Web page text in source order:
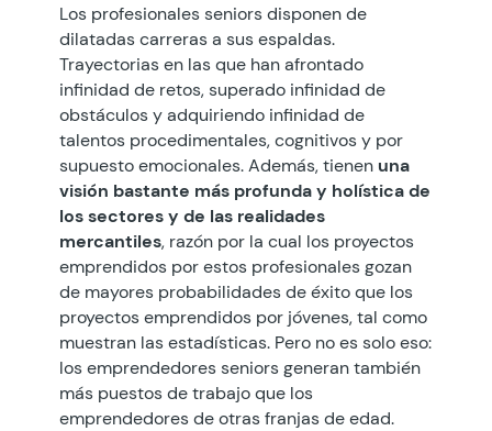
Los profesionales seniors disponen de
dilatadas carreras a sus espaldas.
Trayectorias en las que han afrontado
infinidad de retos, superado infinidad de
obstáculos y adquiriendo infinidad de
talentos procedimentales, cognitivos y por
supuesto emocionales. Además, tienen una
visión bastante más profunda y holística de
los sectores y de las realidades
mercantiles, razón por la cual los proyectos
emprendidos por estos profesionales gozan
de mayores probabilidades de éxito que los
proyectos emprendidos por jóvenes, tal como
muestran las estadísticas. Pero no es solo eso:
los emprendedores seniors generan también
más puestos de trabajo que los
emprendedores de otras franjas de edad.